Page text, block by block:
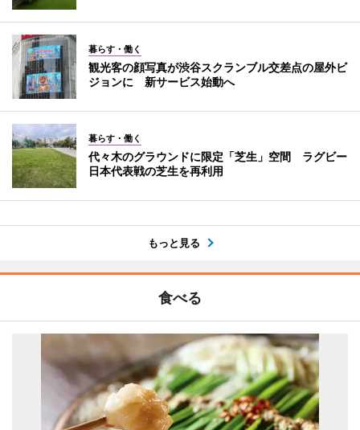
暮らす・働く
観光客の顔写真が渋谷スクランブル交差点の屋外ビ
ジョンに 新サービス始動へ
暮らす・働く
代々木のグラウンドに限定「芝生」空間 ラグビー
日本代表戦の芝生を再利用
もっと見る
食べる